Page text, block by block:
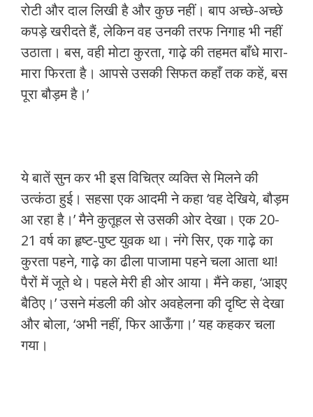
रोटी और दाल लिखी है और कुछ नहीं। बाप अच्छे-अच्छे
कपड़े खरीदते हैं, लेकिन वह उनकी तरफ निगाह भी नहीं
उठाता। बस, वही मोटा कुरता, गाढ़े की तहमत बाँधे मारा-
मारा फिरता है। आपसे उसकी सिफत कहाँ तक कहें, बस
पूरा बौड़म है।’
ये बातें सुन कर भी इस विचित्र व्यक्ति से मिलने की
उत्कंठा हुई। सहसा एक आदमी ने कहा ‘वह देखिये, बौड़म
आ रहा है।’ मैने कुतूहल से उसकी ओर देखा। एक 20-
21 वर्ष का हृष्ट-पुष्ट युवक था। नंगे सिर, एक गाढ़े का
कुरता पहने, गाढ़े का ढीला पाजामा पहने चला आता था!
पैरों में जूते थे। पहले मेरी ही ओर आया। मैंने कहा, ‘आइए
बैठिए।’ उसने मंडली की ओर अवहेलना की दृष्टि से देखा
और बोला, ‘अभी नहीं, फिर आऊँगा।’ यह कहकर चला
गया।